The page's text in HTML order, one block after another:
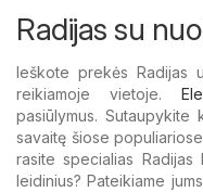
Radijas su
Ieškote prekės Radijas
reikiamoje vietoje.
pasiūlymus. Sutaupykite
savaitę šiose
rasite specialias Radijas
leidinius? Pateikiame